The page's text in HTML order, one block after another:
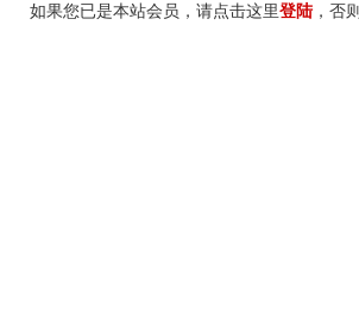
如果您已是本站会员，请点击这里登陆 ，否